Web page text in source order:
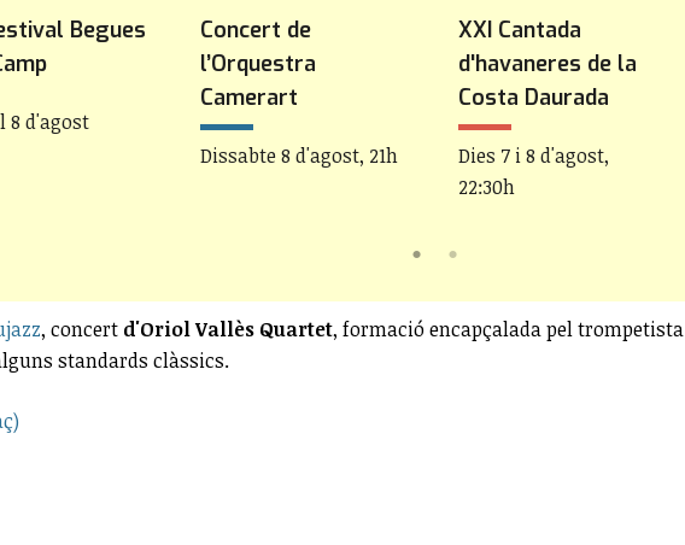
Begues
8 d'agost
Concert de
l’Orquestra
Camerart
Dissabte 8 d'agost, 21h
XXI Cantada
d'havaneres de la
Costa Daurada
Dies 7 i 8 d'agost,
22:30h
, concert d'Oriol Vallès Quartet, formació encapçalada pel trompetista
standards clàssics.